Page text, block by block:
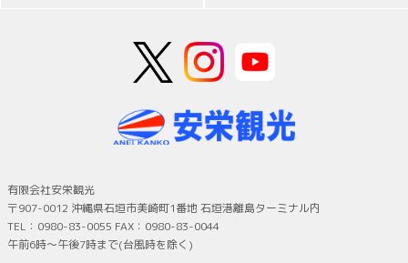
有限会社安栄観光
〒907-0012 沖縄県石垣市美崎町1番地 石垣港離島ターミナル内
TEL：0980-83-0055 FAX：0980-83-0044
午前6時～午後7時まで(台風時を除く)